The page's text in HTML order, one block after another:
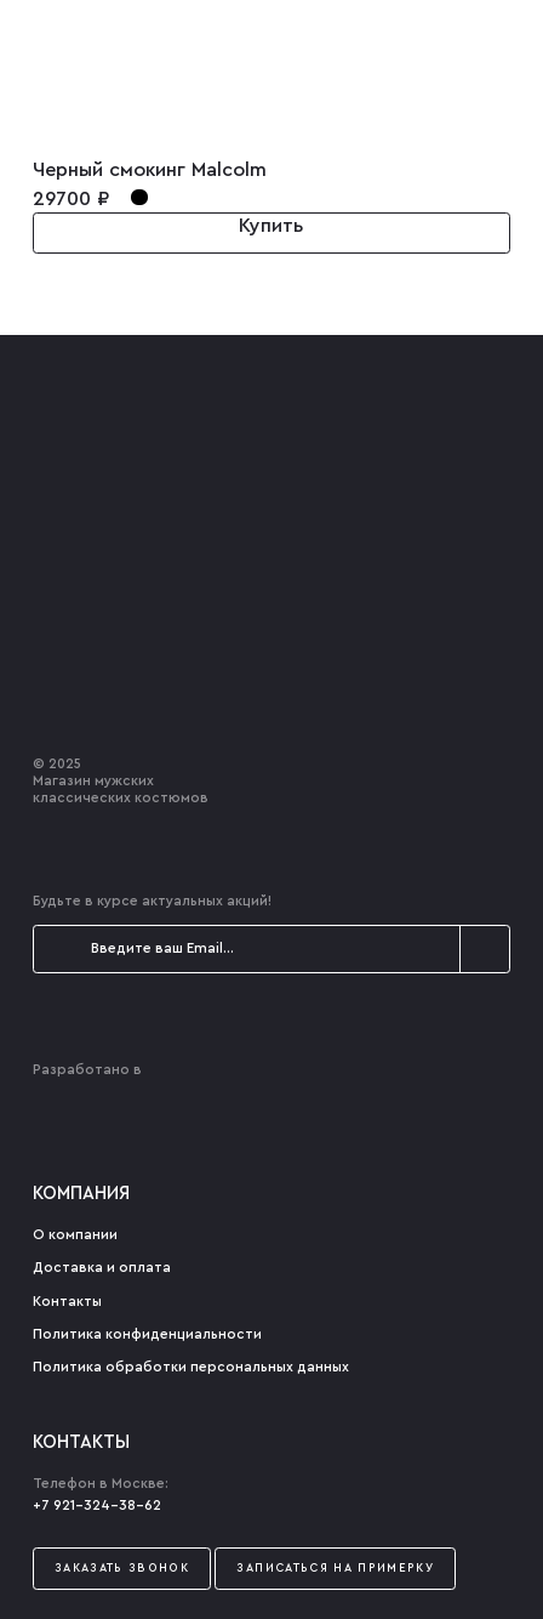
Черный смокинг Malcolm
29700 ₽
Купить
© 2025
Магазин мужских
классических костюмов
Будьте в курсе актуальных акций!
Разработано в
КОМПАНИЯ
О компании
Доставка и оплата
Контакты
Политика конфиденциальности
Политика обработки персональных данных
КОНТАКТЫ
Телефон в Москве:
+7 921-324-38-62
ЗАКАЗАТЬ ЗВОНОК ЗАПИСАТЬСЯ НА ПРИМЕРКУ